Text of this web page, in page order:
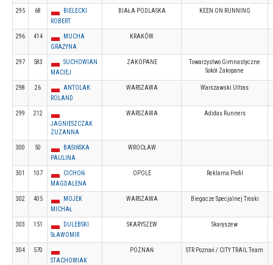
295 68
BIELECKI
ROBERT
BIAŁA PODLASKA KEEN ON RUNNING
296 414
MUCHA
GRAŻYNA
KRAKÓW
297 583
SUCHOWIAN
MACIEJ
ZAKOPANE
Towarzystwo Gimnastyczne
Sokół Zakopane
298 26
ANTOLAK
ROLAND
WARSZAWA Warszawski Ultras
299
212
JAGNIESZCZAK
ZUZANNA
WARSZAWA Adidas Runners
300 50
BASIŃSKA
PAULINA
WROCŁAW
301 107
CICHOŃ
MAGDALENA
OPOLE Reklama Profil
302 405
MOJEK
MICHAŁ
WARSZAWA Biegacze Specjalnej Troski
303 151
DULEBSKI
SŁAWOMIR
SKARYSZEW Skaryszew
304
570
STACHOWIAK
POZNAŃ STR Poznań / CITY TRAIL Team